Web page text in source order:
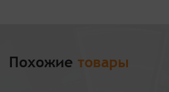
Похожие товары